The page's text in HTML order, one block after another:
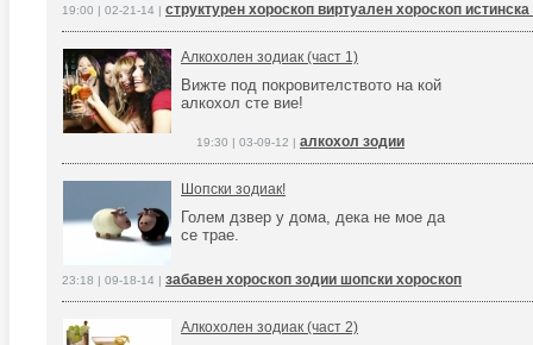
19:00 | 02-21-14 | структурен хороскоп виртуален хороскоп
Алкохолен зодиак (част 1)
Вижте под покровителството на кой
алкохол сте вие!
19:30 | 03-09-12 | алкохол зодии
Шопски зодиак!
Голем дзвер у дома, дека не мое да
се трае.
23:18 | 09-18-14 | забавен хороскоп зодии шопски хороскоп
Алкохолен зодиак (част 2)